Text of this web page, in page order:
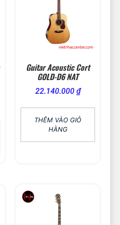
Guitar Acoustic Cort
GOLD-D6 NAT
22.140.000 ₫
THÊM VÀO GIỎ
HÀNG